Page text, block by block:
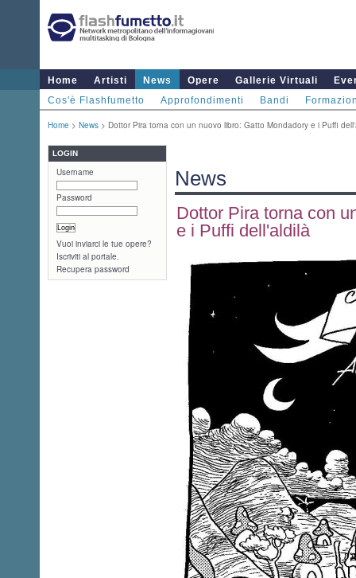
Home Artisti News Opere Gallerie Virtuali
Cos'è Flashfumetto
Approfondimenti Bandi
Home > News > Dottor Pira torna con un nuovo libro: Gatto Mondadory e i Puffi
LOGIN
Username
Password
Vuoi inviarci le tue opere?
Iscriviti al portale.
Recupera password
News
Dottor Pira torna con
e i Puffi dell'aldilà